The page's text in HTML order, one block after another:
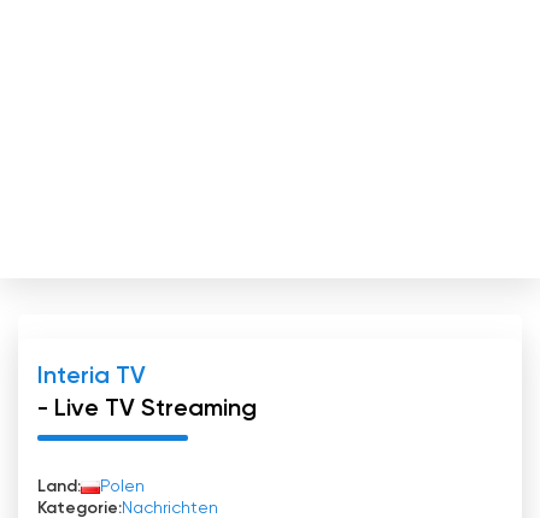
Interia TV
- Live TV Streaming
Land:
Polen
Kategorie:Nachrichten